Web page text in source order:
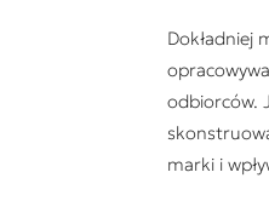
Dokładniej
odbiorców.
marki i